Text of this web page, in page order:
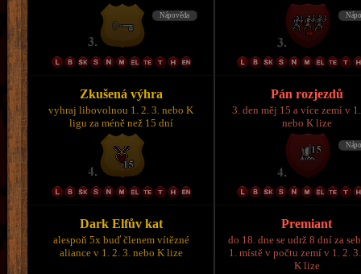
Zkušená výhra
vyhraj libovolnou 1. 2. 3. nebo K
ligu za méně než 15 dní
Pán rozjezdů
3. den měj 15 a více zemí v
nebo K lize
Dark Elfův kat
alespoň 5x buď členem vítězné
aliance v 1. 2. 3. nebo K lize
Premiant
do 18. dne se udrž 8 dní za
1. místě v počtu zemí v 1. 2.
K lize